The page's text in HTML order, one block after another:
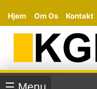
Hjem Om Os Kontakt